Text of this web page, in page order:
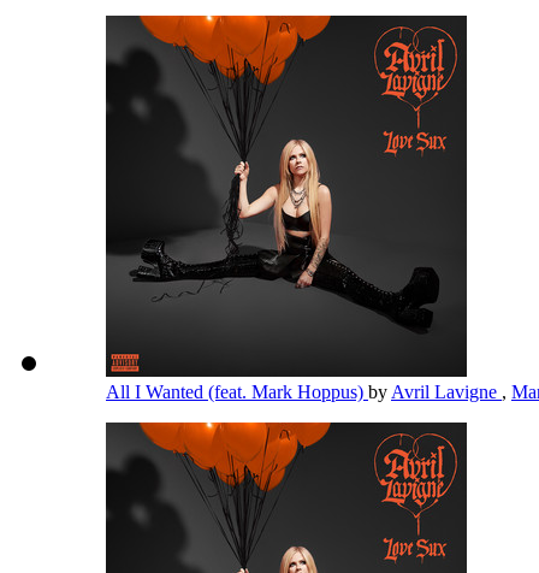
All I Wanted (feat. Mark Hoppus) by Avril Lavigne ,